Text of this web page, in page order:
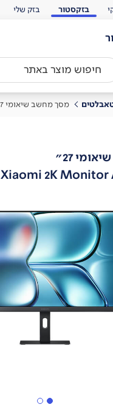
בזקסטור בזק שלי
מסך מחשב שיאומי 27"
27"
Xiaomi 2K Monitor